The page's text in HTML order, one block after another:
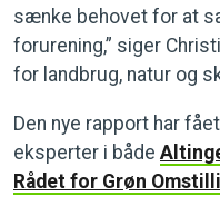
sænke behovet for at
forurening,” siger
for landbrug, natur og
Den nye rapport har
eksperter i både
Rådet for Grøn